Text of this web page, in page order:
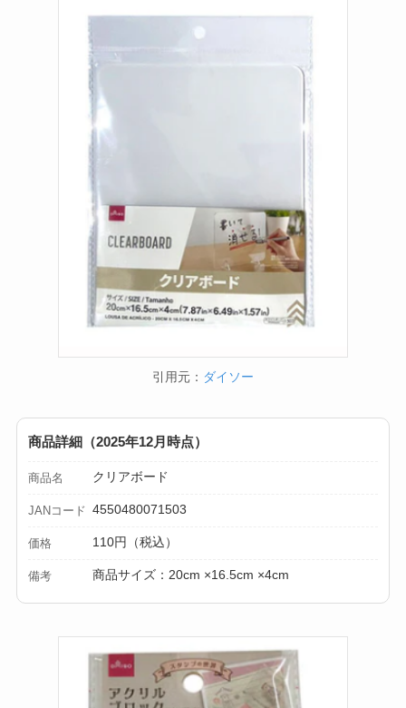
引用元： ダイソー
商品詳細（2025年12月時点）
商品名 クリアボード
JANコード 4550480071503
価格 110円（税込）
備考 商品サイズ：20cm ×16.5cm ×4cm